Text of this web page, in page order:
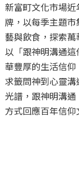
新富町文化市場
牌，以每季主題
藝與飲食，探索
以「跟神明溝通
華豐厚的生活信
求籤問神到心靈
光譜，跟神明溝
方式回應百年信仰